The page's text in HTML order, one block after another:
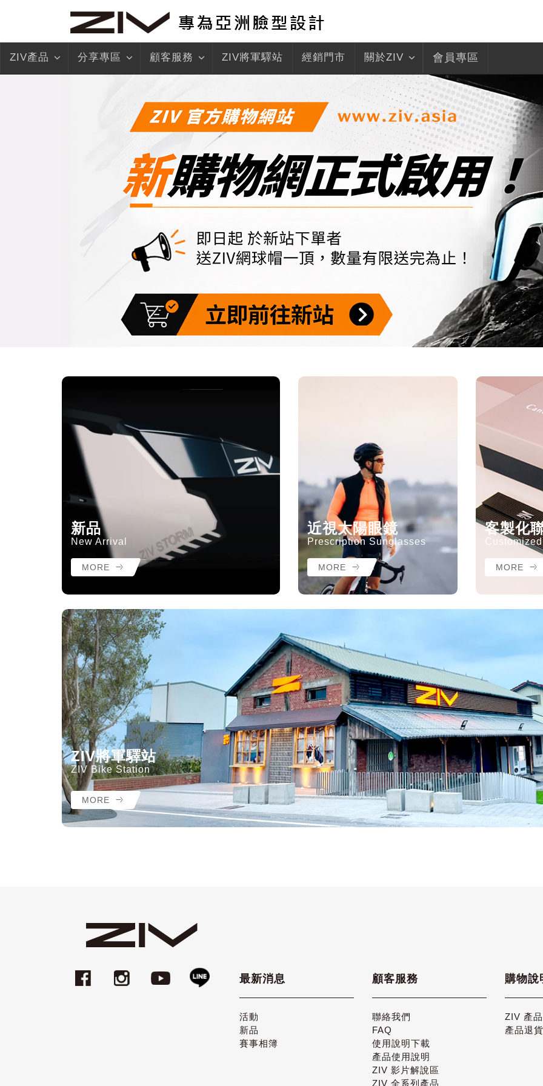
ZIV產品 分享專區 顧客服務 ZIV將軍驛站 經銷門市 關於ZIV 會員專區
新品
New Arrival
MORE
近視太陽眼鏡
Prescription Sunglasses
MORE
客製化
Customized
MORE
ZIV將軍驛站
ZIV Bike Station
MORE
最新消息
活動
新品
賽事相簿
顧客服務
聯絡我們
FAQ
使用說明下載
產品使用說明
ZIV 影片解說區
ZIV 全系列產品
購物說
ZIV 產
產品退